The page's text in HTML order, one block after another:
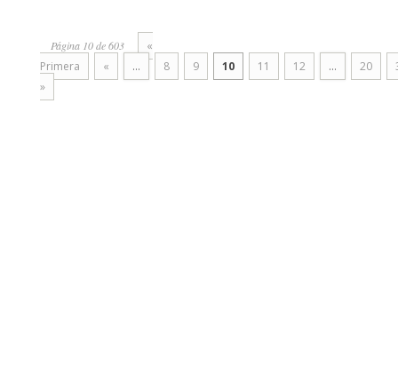
Página 10 de 603
«
Primera
« ... 8 9 10 11 12 ... 20
»